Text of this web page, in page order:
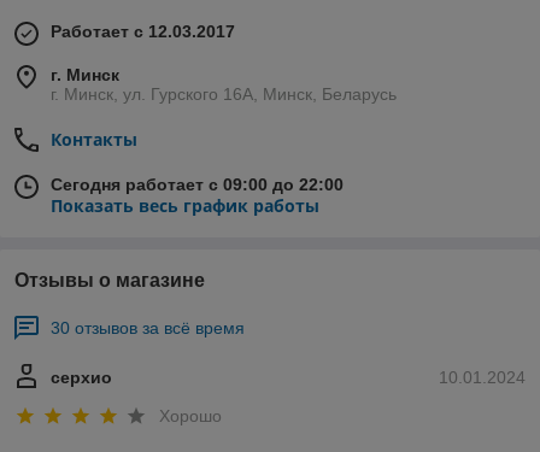
Работает с 12.03.2017
г. Минск
г. Минск, ул. Гурского 16А, Минск, Беларусь
Контакты
Сегодня работает с 09:00 до 22:00
Показать весь график работы
Отзывы о магазине
30 отзывов за всё время
10.01.2024
серхио
Хорошо